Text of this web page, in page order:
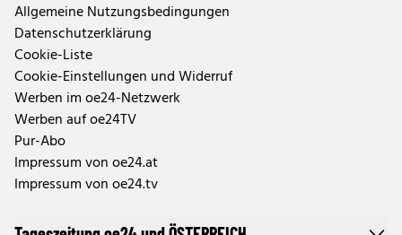
Allgemeine Nutzungsbedingungen
Datenschutzerklärung
Cookie-Liste
Cookie-Einstellungen und Widerruf
Werben im oe24-Netzwerk
Werben auf oe24TV
Pur-Abo
Impressum von oe24.at
Impressum von oe24.tv